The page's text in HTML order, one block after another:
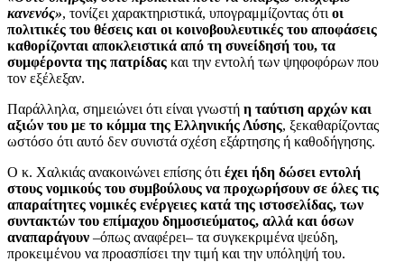
κανενός», τονίζει χαρακτηριστικά, υπογραμμίζοντας ότι οι
πολιτικές του θέσεις και οι κοινοβουλευτικές του αποφάσεις
καθορίζονται αποκλειστικά από τη συνείδησή του, τα
συμφέροντα της πατρίδας και την εντολή των ψηφοφόρων που
τον εξέλεξαν.
Παράλληλα, σημειώνει ότι είναι γνωστή η ταύτιση αρχών και
αξιών του με το κόμμα της Ελληνικής Λύσης, ξεκαθαρίζοντας
ωστόσο ότι αυτό δεν συνιστά σχέση εξάρτησης ή καθοδήγησης.
Ο κ. Χαλκιάς ανακοινώνει επίσης ότι έχει ήδη δώσει εντολή
στους νομικούς του συμβούλους να προχωρήσουν σε όλες τις
απαραίτητες νομικές ενέργειες κατά της ιστοσελίδας, των
συντακτών του επίμαχου δημοσιεύματος, αλλά και όσων
αναπαράγουν –όπως αναφέρει– τα συγκεκριμένα ψεύδη,
προκειμένου να προασπίσει την τιμή και την υπόληψή του.